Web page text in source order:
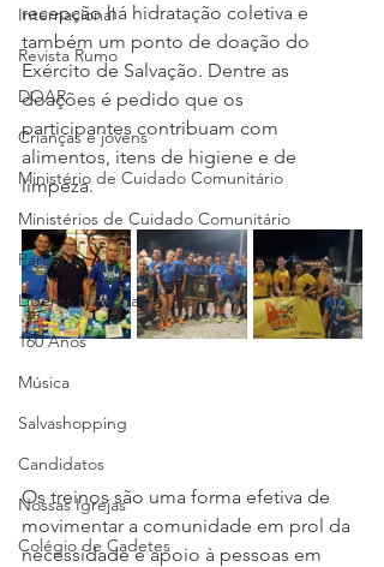
Internacional
Revista Rumo
DOAR
Crianças e jovens
Ministério de Cuidado Comunitário
Ministérios de Cuidado Comunitário
Parcerias
Líderes Nacionais
160 Anos
Música
Salvashopping
Candidatos
Nossas Igrejas
Colégio de Cadetes
recepção há hidratação coletiva e
também um ponto de doação do
Exército de Salvação. Dentre as
doações é pedido que os
participantes contribuam com
alimentos, itens de higiene e de
limpeza.
Os treinos são uma forma efetiva de
movimentar a comunidade em prol da
necessidade e apoio à pessoas em